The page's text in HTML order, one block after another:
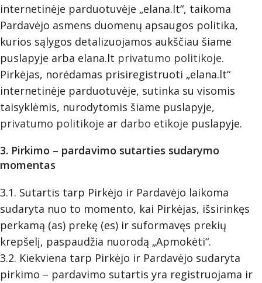
internetinėje parduotuvėje „elana.lt“, taikoma
Pardavėjo asmens duomenų apsaugos politika,
kurios sąlygos detalizuojamos aukščiau šiame
puslapyje arba elana.lt privatumo politikoje.
Pirkėjas, norėdamas prisiregistruoti „elana.lt“
internetinėje parduotuvėje, sutinka su visomis
taisyklėmis, nurodytomis šiame puslapyje,
privatumo politikoje ar darbo etikoje puslapyje.
3. Pirkimo – pardavimo sutarties sudarymo
momentas
3.1. Sutartis tarp Pirkėjo ir Pardavėjo laikoma
sudaryta nuo to momento, kai Pirkėjas, išsirinkęs
perkamą (as) prekę (es) ir suformavęs prekių
krepšelį, paspaudžia nuorodą „Apmokėti“.
3.2. Kiekviena tarp Pirkėjo ir Pardavėjo sudaryta
pirkimo – pardavimo sutartis yra registruojama ir